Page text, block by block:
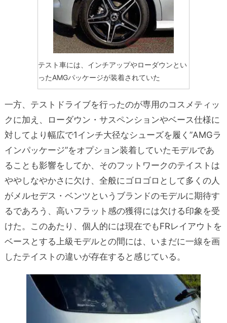
テスト車には、インチアップやローダウンとい
ったAMGパッケージが装着されていた
一方、テストドライブを行ったのが専用のコスメティッ
クに加え、ローダウン・サスペンションやベース仕様に
対してより幅広で1インチ大径なシューズを履く”AMGラ
インパッケージ”をオプション装着していたモデルであ
ることも影響をしてか、そのフットワークのテイストは
ややしなやかさに欠け、全般にゴロゴロとして多くの人
がメルセデス・ベンツというブランドのモデルに期待す
るであろう、高いフラット感の獲得には欠ける印象を受
けた。このあたり、個人的には現在でもFRレイアウトを
ベースとする上級モデルとの間には、いまだに一線を画
したテイストの違いが存在すると感じている。